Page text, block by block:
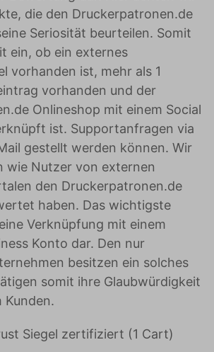
die den Druckerpatronen.de
Seriosität beurteilen. Somit
ein, ob ein externes
vorhanden ist, mehr als 1
vorhanden und der
Onlineshop mit einem Social
ist. Supportanfragen via
gestellt werden können. Wir
wie Nutzer von externen
den Druckerpatronen.de
haben. Das wichtigste
Verknüpfung mit einem
Konto dar. Den nur
besitzen ein solches
somit ihre Glaubwürdigkeit
Kunden.
Siegel zertifiziert (1 Cart)